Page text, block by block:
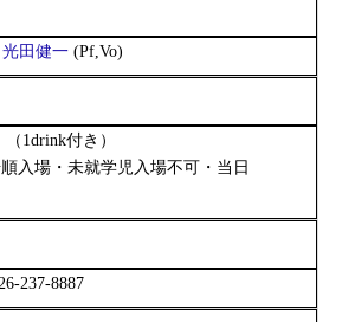
光田健一 (Pf,Vo)
1drink付き）
入場・未就学児入場不可・当日
237-8887